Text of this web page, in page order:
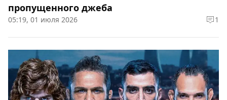
пропущенного джеба
05:19, 01 июля 2026 1